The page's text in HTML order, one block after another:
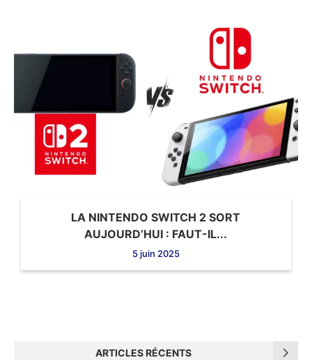
LA NINTENDO SWITCH 2 SORT
AUJOURD’HUI : FAUT-IL...
5 juin 2025
ARTICLES RÉCENTS